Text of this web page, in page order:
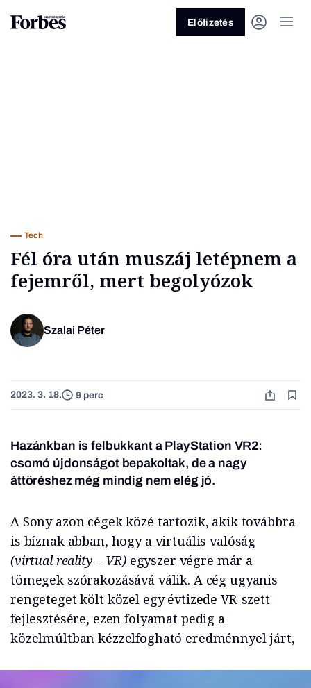
Előfizetés
Tech
Fél óra után muszáj letépnem a
fejemről, mert begolyózok
Szalai Péter
2023. 3. 18. 9 perc
Hazánkban is felbukkant a PlayStation VR2:
csomó újdonságot bepakoltak, de a nagy
áttöréshez még mindig nem elég jó.
A Sony azon cégek közé tartozik, akik továbbra
is bíznak abban, hogy a virtuális valóság
(virtual reality – VR)egyszer végre már a
tömegek szórakozásává válik. A cég ugyanis
rengeteget költ közel egy évtizede VR-szett
fejlesztésére, ezen folyamat pedig a
közelmúltban kézzelfogható eredménnyel járt,